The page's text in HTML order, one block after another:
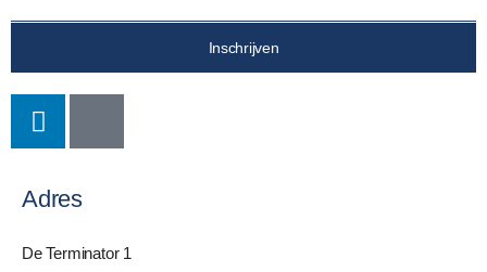
Inschrijven
Adres
De Terminator 1